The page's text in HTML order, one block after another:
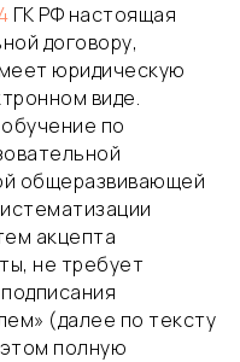
ГК РФ настоящая
договору,
юридическую
виде.
по
общеразвивающей
акцепта
не требует
(далее по тексту
полную